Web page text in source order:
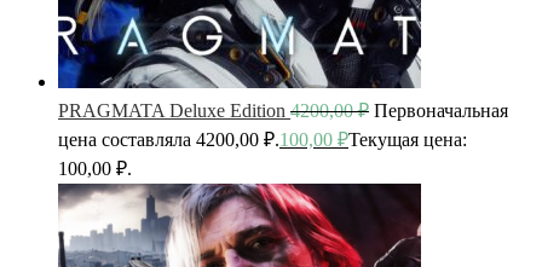
PRAGMATA Deluxe Edition 4200,00₽ Первоначальная
цена составляла 4200,00 ₽.100,00 ₽Текущая цена:
100,00 ₽.